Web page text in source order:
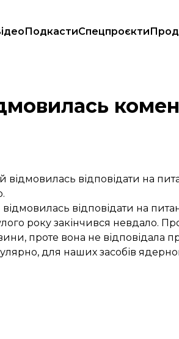
ПодкастиСпецпроєкти
випробування
відповідати на
відповідати на
року закінчився невдало.
проте вона не відповідала
для наших засобів